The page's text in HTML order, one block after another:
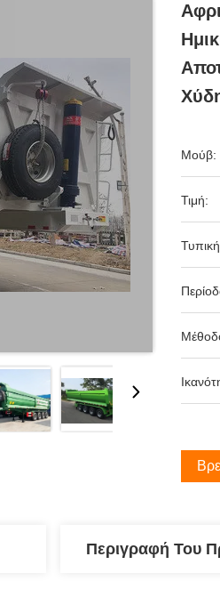
Μούβ:
Τιμή:
Περιγραφή Του